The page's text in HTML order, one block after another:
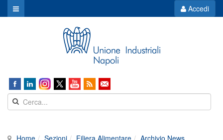
Accedi
Home Sezioni Filiera Alimentare
Archivio News